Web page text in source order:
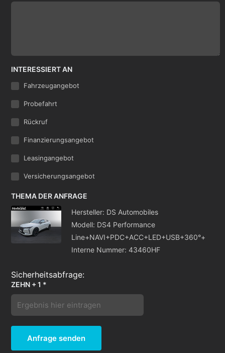
INTERESSIERT AN
Fahrzeugangebot
Probefahrt
Rückruf
Finanzierungsangebot
Leasingangebot
Versicherungsangebot
THEMA DER ANFRAGE
Hersteller: DS Automobiles
Modell: DS4 Performance
Line+NAVI+PDC+ACC+LED+USB+360°+
Interne Nummer: 43460HF
ZEHN + 1 *
Anfrage senden